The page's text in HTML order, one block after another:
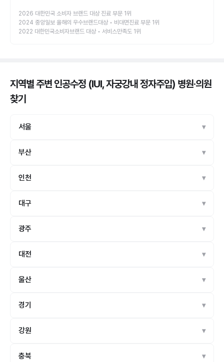
2026 대한민국 소비자 브랜드 대상 진료 부문 1위
2024 중앙일보 올해의 우수브랜드대상 • 비대면진료 부문 1위
2022 대한민국소비자브랜드 대상 • 서비스만족도 1위
지역별 주변 인공수정 (IUI, 자궁강내 정자주입) 병원·의원
찾기
서울
부산
인천
대구
광주
대전
울산
경기
강원
충북